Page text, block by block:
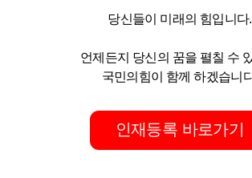
당신들이 미래의 힘입니다.
언제든지 당신의 꿈을 펼칠 수
국민의힘이 함께 하겠습니
인재등록 바로가기